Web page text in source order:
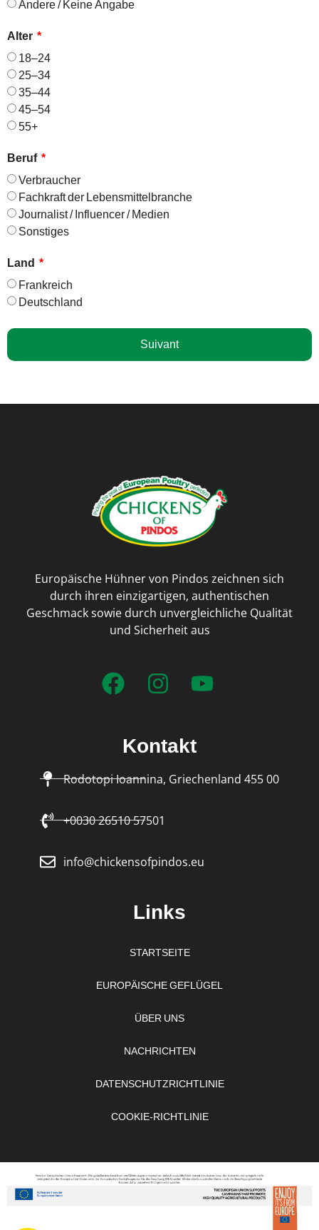
Andere / Keine Angabe
Alter
18–24
25–34
35–44
45–54
55+
Beruf
Verbraucher
Fachkraft der Lebensmittelbranche
Journalist / Influencer / Medien
Sonstiges
Land
Frankreich
Deutschland
Suivant
Europäische Hühner von Pindos zeichnen sich
durch ihren einzigartigen, authentischen
Geschmack sowie durch unvergleichliche Qualität
und Sicherheit aus
Kontakt
Rodotopi Ioannina, Griechenland 455 00
+0030 26510 57501
info@chickensofpindos.eu
Links
STARTSEITE
EUROPÄISCHE GEFLÜGEL
ÜBER UNS
NACHRICHTEN
DATENSCHUTZRICHTLINIE
COOKIE-RICHTLINIE